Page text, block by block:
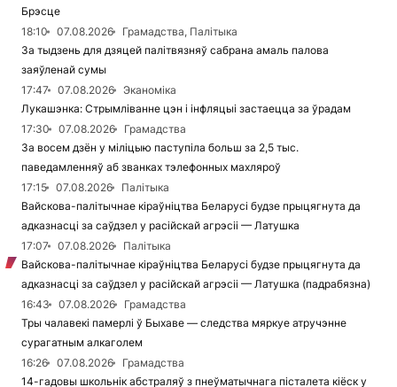
Брэсце
18:10
07.08.2026
Грамадства, Палітыка
За тыдзень для дзяцей палітвязняў сабрана амаль палова
заяўленай сумы
17:47
07.08.2026
Эканоміка
Лукашэнка: Стрымліванне цэн і інфляцыі застаецца за ўрадам
17:30
07.08.2026
Грамадства
За восем дзён у міліцыю паступіла больш за 2,5 тыс.
паведамленняў аб званках тэлефонных махляроў
17:15
07.08.2026
Палітыка
Вайскова-палітычнае кіраўніцтва Беларусі будзе прыцягнута да
адказнасці за саўдзел у расійскай агрэсіі — Латушка
17:07
07.08.2026
Палітыка
Вайскова-палітычнае кіраўніцтва Беларусі будзе прыцягнута да
адказнасці за саўдзел у расійскай агрэсіі — Латушка (падрабязна)
16:43
07.08.2026
Грамадства
Тры чалавекі памерлі ў Быхаве — следства мяркуе атручэнне
сурагатным алкаголем
16:26
07.08.2026
Грамадства
14-гадовы школьнік абстраляў з пнеўматычнага пісталета кіёск у